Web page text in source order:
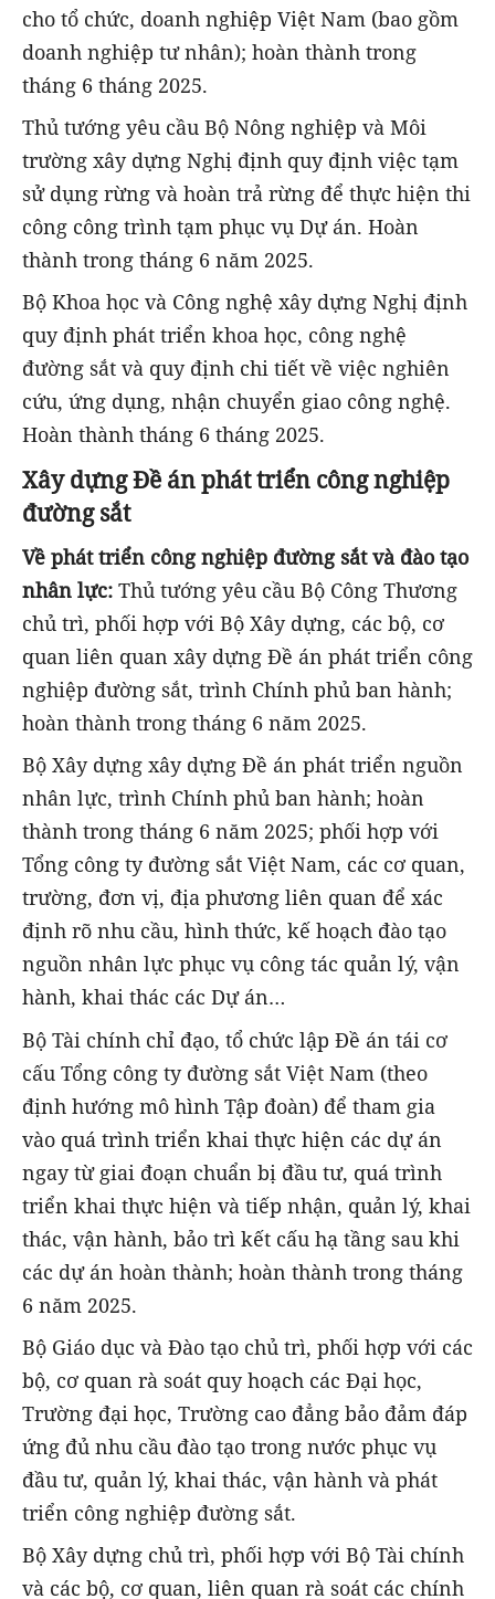
cho tổ chức, doanh nghiệp Việt Nam (bao gồm
doanh nghiệp tư nhân); hoàn thành trong
tháng 6 tháng 2025.
Thủ tướng yêu cầu Bộ Nông nghiệp và Môi
trường xây dựng Nghị định quy định việc tạm
sử dụng rừng và hoàn trả rừng để thực hiện thi
công công trình tạm phục vụ Dự án. Hoàn
thành trong tháng 6 năm 2025.
Bộ Khoa học và Công nghệ xây dựng Nghị định
quy định phát triển khoa học, công nghệ
đường sắt và quy định chi tiết về việc nghiên
cứu, ứng dụng, nhận chuyển giao công nghệ.
Hoàn thành tháng 6 tháng 2025.
Xây dựng Đề án phát triển công nghiệp
đường sắt
Về phát triển công nghiệp đường sắt và đào tạo
nhân lực: Thủ tướng yêu cầu Bộ Công Thương
chủ trì, phối hợp với Bộ Xây dựng, các bộ, cơ
quan liên quan xây dựng Đề án phát triển công
nghiệp đường sắt, trình Chính phủ ban hành;
hoàn thành trong tháng 6 năm 2025.
Bộ Xây dựng xây dựng Đề án phát triển nguồn
nhân lực, trình Chính phủ ban hành; hoàn
thành trong tháng 6 năm 2025; phối hợp với
Tổng công ty đường sắt Việt Nam, các cơ quan,
trường, đơn vị, địa phương liên quan để xác
định rõ nhu cầu, hình thức, kế hoạch đào tạo
nguồn nhân lực phục vụ công tác quản lý, vận
hành, khai thác các Dự án…
Bộ Tài chính chỉ đạo, tổ chức lập Đề án tái cơ
cấu Tổng công ty đường sắt Việt Nam (theo
định hướng mô hình Tập đoàn) để tham gia
vào quá trình triển khai thực hiện các dự án
ngay từ giai đoạn chuẩn bị đầu tư, quá trình
triển khai thực hiện và tiếp nhận, quản lý, khai
thác, vận hành, bảo trì kết cấu hạ tầng sau khi
các dự án hoàn thành; hoàn thành trong tháng
6 năm 2025.
Bộ Giáo dục và Đào tạo chủ trì, phối hợp với các
bộ, cơ quan rà soát quy hoạch các Đại học,
Trường đại học, Trường cao đẳng bảo đảm đáp
ứng đủ nhu cầu đào tạo trong nước phục vụ
đầu tư, quản lý, khai thác, vận hành và phát
triển công nghiệp đường sắt.
Bộ Xây dựng chủ trì, phối hợp với Bộ Tài chính
và các bộ, cơ quan, liên quan rà soát các chính